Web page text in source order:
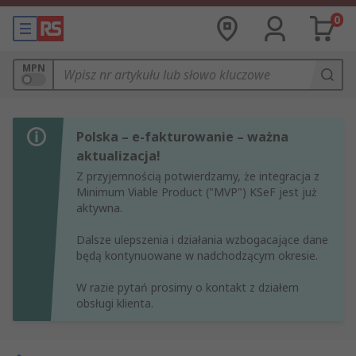
0
MPN
Polska – e-fakturowanie – ważna
aktualizacja!
Z przyjemnością potwierdzamy, że integracja z
Minimum Viable Product ("MVP") KSeF jest już
aktywna.
Dalsze ulepszenia i działania wzbogacające dane
będą kontynuowane w nadchodzącym okresie.
W razie pytań prosimy o kontakt z działem
obsługi klienta.